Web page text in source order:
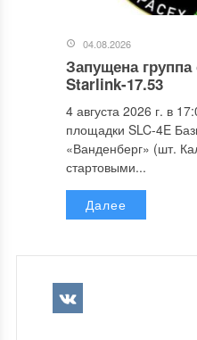
04.08.2026
Запущена группа
Starlink-17.53
4 августа 2026 г. в
площадки SLC-4E
«Ванденберг» (шт.
стартовыми...
Далее